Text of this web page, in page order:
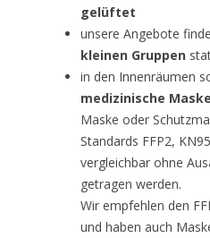
gelüftet
unsere Angebote
kleinen Gruppen
in den Innenräumen
medizinische
Maske oder
Standards FFP2,
vergleichbar ohne
getragen werden.
Wir empfehlen den
und haben auch